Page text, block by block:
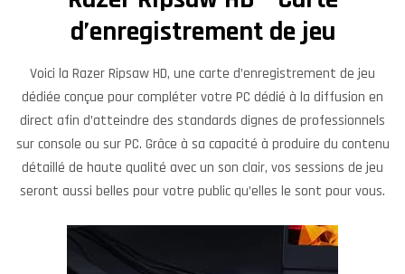
d’enregistrement de jeu
Voici la Razer Ripsaw HD, une carte d’enregistrement de jeu
dédiée conçue pour compléter votre PC dédié à la diffusion en
direct afin d’atteindre des standards dignes de professionnels
sur console ou sur PC. Grâce à sa capacité à produire du contenu
détaillé de haute qualité avec un son clair, vos sessions de jeu
seront aussi belles pour votre public qu’elles le sont pour vous.